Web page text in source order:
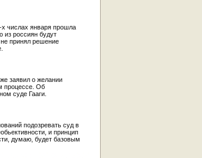
числах января прошла
из россиян будут
принял решение
заявил о желании
процессе. Об
суде Гааги.
подозревать суд в
и принцип
думаю, будет базовым